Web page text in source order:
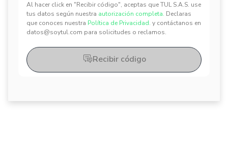
Al hacer click en "Recibir código", aceptas que TUL S.A.S. use
tus datos según nuestra autorización completa. Declaras
que conoces nuestra Política de Privacidad. y contáctanos en
datos@soytul.com para solicitudes o reclamos.
✕
✕
Recibir código